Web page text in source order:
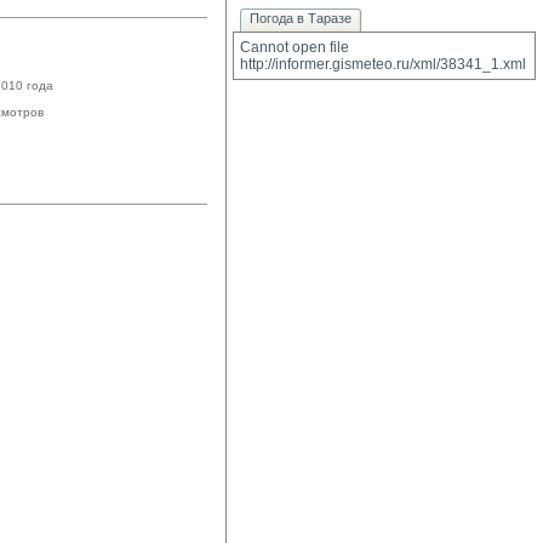
года
Погода в Таразе
Cannot open file
http://informer.gismeteo.ru/xml/38341_1.xml